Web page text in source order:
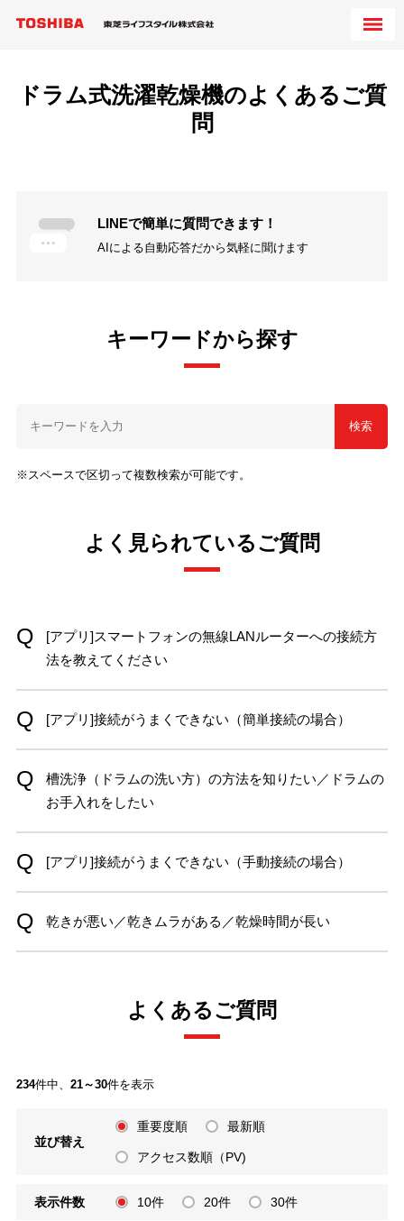
ドラム式洗濯乾燥機のよくあるご質
問
LINEで簡単に質問できます！
AIによる自動応答だから気軽に聞けます
キーワードから探す
検索
※スペースで区切って複数検索が可能です。
よく見られているご質問
[アプリ]スマートフォンの無線LANルーターへの接続方
法を教えてください
[アプリ]接続がうまくできない（簡単接続の場合）
槽洗浄（ドラムの洗い方）の方法を知りたい／ドラムの
お手入れをしたい
[アプリ]接続がうまくできない（手動接続の場合）
乾きが悪い／乾きムラがある／乾燥時間が長い
よくあるご質問
234件中、 21～30件を表示
並び替え
重要度順 最新順
アクセス数順（PV)
表示件数 10件 20件 30件